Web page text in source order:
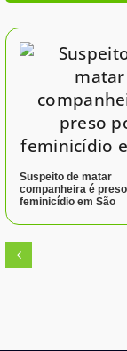
Suspeito de matar
companheira é
feminicídio em São